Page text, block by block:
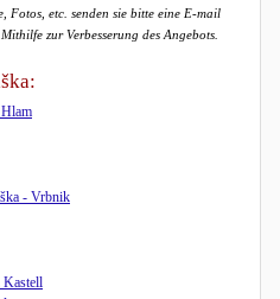
Fotos, etc. senden sie bitte eine E-mail
zur Verbesserung des Angebots.
- Vrbnik
Kastell